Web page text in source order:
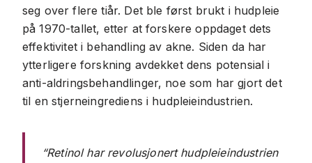
seg over flere tiår. Det ble først brukt i hudpleie
på 1970-tallet, etter at forskere oppdaget dets
effektivitet i behandling av akne. Siden da har
ytterligere forskning avdekket dens potensial i
anti-aldringsbehandlinger, noe som har gjort det
til en stjerneingrediens i hudpleieindustrien.
“Retinol har revolusjonert hudpleieindustrien